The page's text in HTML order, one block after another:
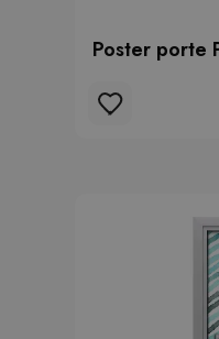
Poster porte